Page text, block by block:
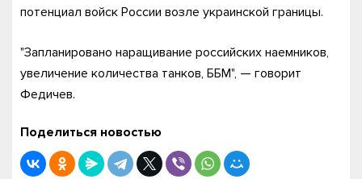
потенциал войск России возле украинской границы.
"Запланировано наращивание российских наемников,
увеличение количества танков, ББМ", — говорит
Федичев.
Поделиться новостью